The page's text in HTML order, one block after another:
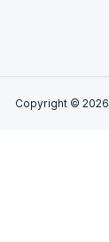
Copyright © 2026